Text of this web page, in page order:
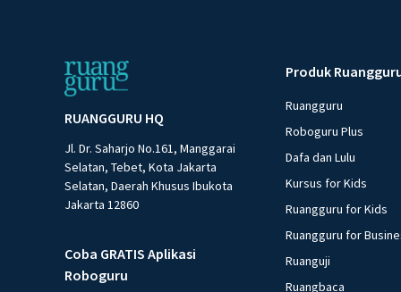
RUANGGURU HQ
Jl. Dr. Saharjo No.161, Manggarai
Selatan, Tebet, Kota Jakarta
Selatan, Daerah Khusus Ibukota
Jakarta 12860
Coba GRATIS Aplikasi
Roboguru
Produk
Ruangguru
Roboguru Plus
Dafa dan Lulu
Kursus for Kids
Ruangguru for Kids
Ruangguru for
Ruanguji
Ruangbaca